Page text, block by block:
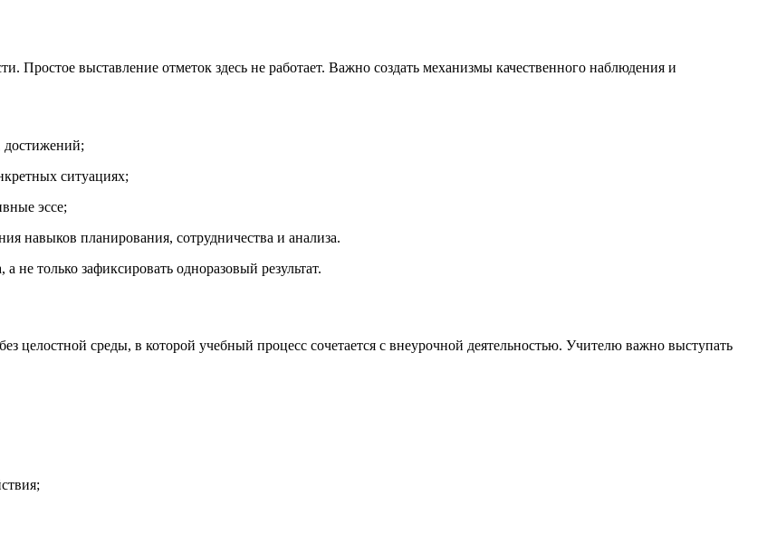
Простое выставление отметок здесь не работает. Важно создать механизмы качественного наблюдения и
достижений;
ситуациях;
эссе;
навыков планирования, сотрудничества и анализа.
только зафиксировать одноразовый результат.
целостной среды, в которой учебный процесс сочетается с внеурочной деятельностью. Учителю важно выступать